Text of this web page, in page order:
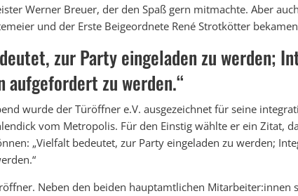
Werner Breuer, der den Spaß gern mitmachte. Aber
und der Erste Beigeordnete René Strotkötter
zur Party eingeladen zu werden;
aufgefordert zu werden.“
wurde der Türöffner e.V. ausgezeichnet für seine
vom Metropolis. Für den Einstig wählte er ein Zitat,
„Vielfalt bedeutet, zur Party eingeladen zu werden;
Neben den beiden hauptamtlichen Mitarbeiter:innen